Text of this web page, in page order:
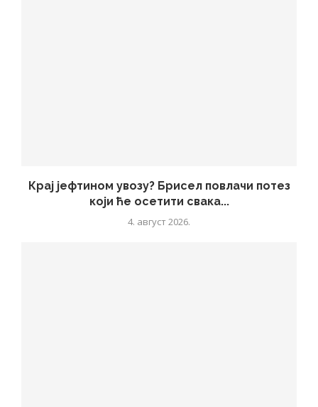
Крај јефтином увозу? Брисел повлачи потез
који ће осетити свака...
4. август 2026.